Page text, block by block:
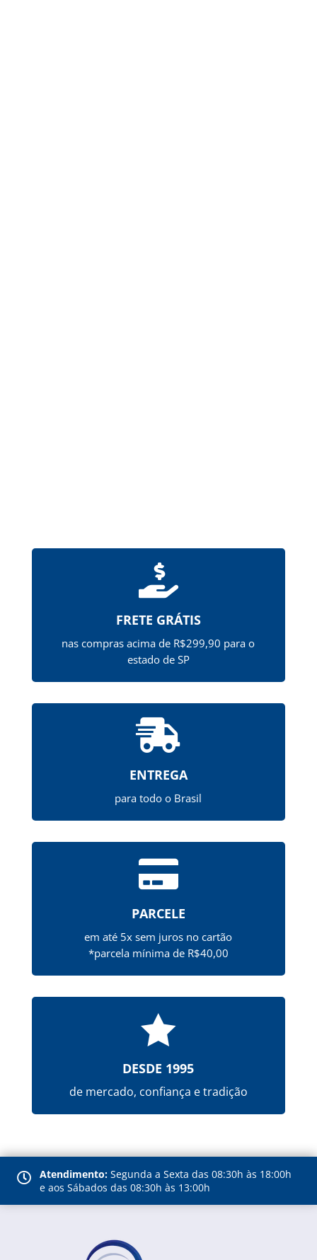

FRETE GRÁTIS
nas compras acima de R$299,90 para o
estado de SP

ENTREGA
para todo o Brasil

PARCELE
em até 5x sem juros no cartão
*parcela mínima de R$40,00

DESDE 1995
de mercado, confiança e tradição
 Atendimento: Segunda a Sexta das 08:30h às 18:00h
e aos Sábados das 08:30h às 13:00h